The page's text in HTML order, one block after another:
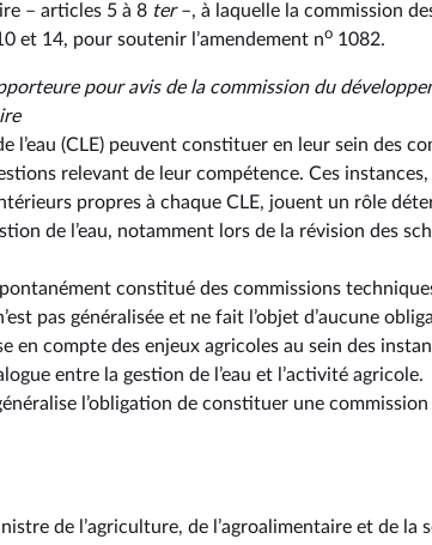
–⁠ articles 5 à 8 ter–, à laquelle la commission
et 14, pour soutenir l’amendement no 1082.
pour avis de la commission du
l’eau (CLE) peuvent constituer en leur sein des
relevant de leur compétence. Ces
propres à chaque CLE, jouent un rôle
de l’eau, notamment lors de la révision des
constitué des commissions
pas généralisée et ne fait l’objet d’aucune
en compte des enjeux agricoles au sein des
entre la gestion de l’eau et l’activité agricole.
l’obligation de constituer une
de l’agriculture, de l’agroalimentaire et de